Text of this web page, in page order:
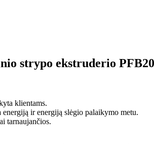
strypo ekstruderio
klientams.
ir energiją slėgio palaikymo metu.
tarnaujančios.